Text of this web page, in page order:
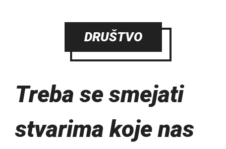
DRUŠTVO
Treba se smejati
stvarima koje nas